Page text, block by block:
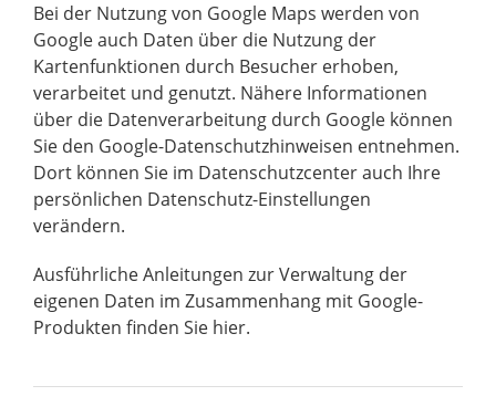
Bei der Nutzung von Google Maps werden von
Google auch Daten über die Nutzung der
Kartenfunktionen durch Besucher erhoben,
verarbeitet und genutzt. Nähere Informationen
über die Datenverarbeitung durch Google können
Sie den Google-Datenschutzhinweisen entnehmen.
Dort können Sie im Datenschutzcenter auch Ihre
persönlichen Datenschutz-Einstellungen
verändern.
Ausführliche Anleitungen zur Verwaltung der
eigenen Daten im Zusammenhang mit Google-
Produkten finden Sie hier.